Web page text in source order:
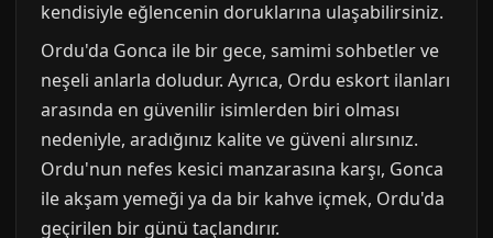
kendisiyle eğlencenin doruklarına ulaşabilirsiniz.
Ordu'da Gonca ile bir gece, samimi sohbetler ve
neşeli anlarla doludur. Ayrıca, Ordu eskort ilanları
arasında en güvenilir isimlerden biri olması
nedeniyle, aradığınız kalite ve güveni alırsınız.
Ordu'nun nefes kesici manzarasına karşı, Gonca
ile akşam yemeği ya da bir kahve içmek, Ordu'da
geçirilen bir günü taçlandırır.